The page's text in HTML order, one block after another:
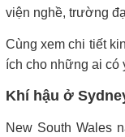
viện nghề, trường
Cùng xem chi tiết
ích cho những ai có
Khí hậu ở
New South Wales